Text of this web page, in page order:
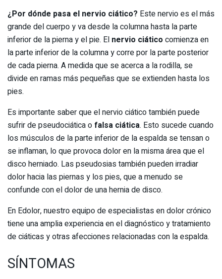
¿Por dónde pasa el nervio ciático? Este nervio es el más
grande del cuerpo y va desde la columna hasta la parte
inferior de la pierna y el pie. El nervio ciático comienza en
la parte inferior de la columna y corre por la parte posterior
de cada pierna. A medida que se acerca a la rodilla, se
divide en ramas más pequeñas que se extienden hasta los
pies.
Es importante saber que el nervio ciático también puede
sufrir de pseudociática o falsa ciática. Esto sucede cuando
los músculos de la parte inferior de la espalda se tensan o
se inflaman, lo que provoca dolor en la misma área que el
disco herniado. Las pseudosias también pueden irradiar
dolor hacia las piernas y los pies, que a menudo se
confunde con el dolor de una hernia de disco.
En Edolor, nuestro equipo de especialistas en dolor crónico
tiene una amplia experiencia en el diagnóstico y tratamiento
de ciáticas y otras afecciones relacionadas con la espalda.
SÍNTOMAS